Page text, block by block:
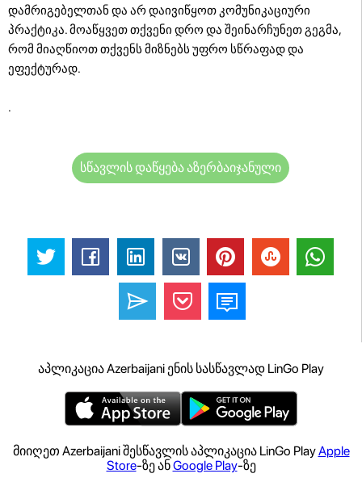
დამრიგებელთან და არ დაივიწყოთ კომუნიკაციური
პრაქტიკა. მოაწყვეთ თქვენი დრო და შეინარჩუნეთ გეგმა,
რომ მიაღწიოთ თქვენს მიზნებს უფრო სწრაფად და
ეფექტურად.
.
სწავლის დაწყება აზერბაიჯანული
აპლიკაცია Azerbaijani ენის სასწავლად LinGo Play
მიიღეთ Azerbaijani შესწავლის აპლიკაცია LinGo PlayApple
Store-ზე ანGoogle Play-ზე